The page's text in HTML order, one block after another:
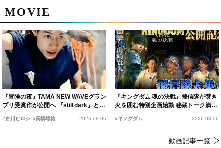
MOVIE
『冒険の夜』TAMA NEW WAVEグラン
プリ受賞作が公開へ 『still dark』と同
時上映決定
#古川ヒロシ #髙橋雄祐 2026.08.06
『キングダム 魂の決戦』飛信隊が焚き
火を囲む特別企画始動 秘蔵トーク満載
の“キングダムキャンプ”開催
#キングダム 2026.08.06
動画記事一覧